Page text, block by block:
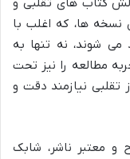
ها، که اغلب با
شوند، نه تنها به
مطالعه را نیز تحت
تقلبی نیازمند دقت و
و معتبر ناشر، شابک